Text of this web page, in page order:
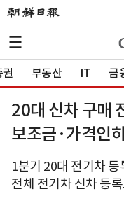
부동산 IT 금
20대 신차 구매
보조금·가격인
1분기 20대 전기차
전체 전기차 신차 등